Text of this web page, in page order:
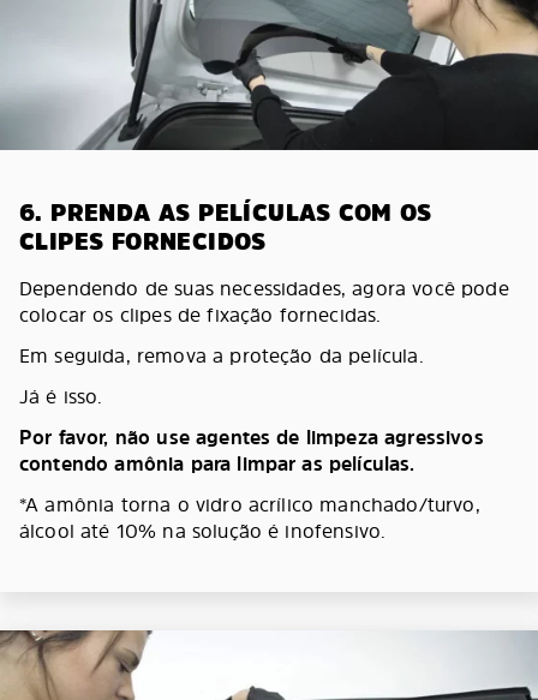
6. PRENDA AS PELÍCULAS COM OS
CLIPES FORNECIDOS
Dependendo de suas necessidades, agora você pode
colocar os clipes de fixação fornecidas.
Em seguida, remova a proteção da película.
Já é isso.
Por favor, não use agentes de limpeza agressivos
contendo amônia para limpar as películas.
*A amônia torna o vidro acrílico manchado/turvo,
álcool até 10% na solução é inofensivo.